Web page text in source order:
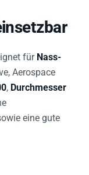
für Nass-
Aerospace
, Durchmesser
eine gute